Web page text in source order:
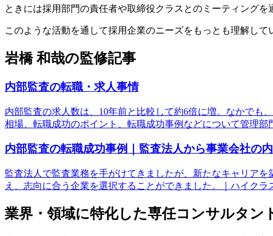
ときには採用部門の責任者や取締役クラスとのミーティング
このような活動を通して採用企業のニーズをもっとも理解し
岩橋 和哉の監修記事
内部監査の転職・求人事情
内部監査の求人数は、10年前と比較して約6倍に増。なかでも
相場、転職成功のポイント、転職成功事例などについて管理
内部監査の転職成功事例｜監査法人から事業会社の
監査法人で監査業務を手がけてきましたが、新たなキャリア
え、志向に合う企業を選択することができました。｜ハイク
業界・領域に特化した専任コンサルタン